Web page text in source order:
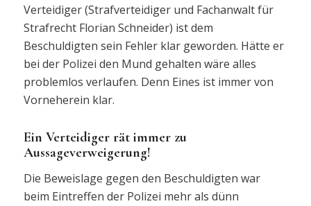
Verteidiger (Strafverteidiger und Fachanwalt für
Strafrecht Florian Schneider) ist dem
Beschuldigten sein Fehler klar geworden. Hätte er
bei der Polizei den Mund gehalten wäre alles
problemlos verlaufen. Denn Eines ist immer von
Vorneherein klar.
Ein Verteidiger rät immer zu
Aussageverweigerung!
Die Beweislage gegen den Beschuldigten war
beim Eintreffen der Polizei mehr als dünn